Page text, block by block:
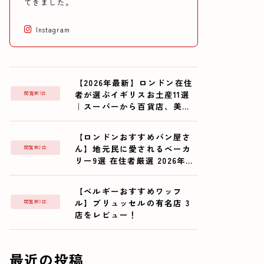
Instagram
【2026年最新】ロンドン在住
者が選ぶイギリスお土産11選
｜スーパーから百貨店、美術
館まで
閲覧数1位
【ロンドンおすすめパン屋さ
ん】地元民に愛されるベーカ
リー9選 在住者厳選 2026年最
新版
閲覧数2位
【ベルギーおすすめワッフ
ル】ブリュッセルの有名店 3
店をレビュー！
閲覧数3位
最近の投稿